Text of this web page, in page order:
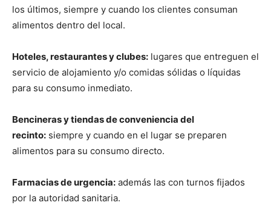
los últimos, siempre y cuando los clientes consuman
alimentos dentro del local.
Hoteles, restaurantes y clubes: lugares que entreguen el
servicio de alojamiento y/o comidas sólidas o líquidas
para su consumo inmediato.
Bencineras y tiendas de conveniencia del
recinto: siempre y cuando en el lugar se preparen
alimentos para su consumo directo.
Farmacias de urgencia: además las con turnos fijados
por la autoridad sanitaria.